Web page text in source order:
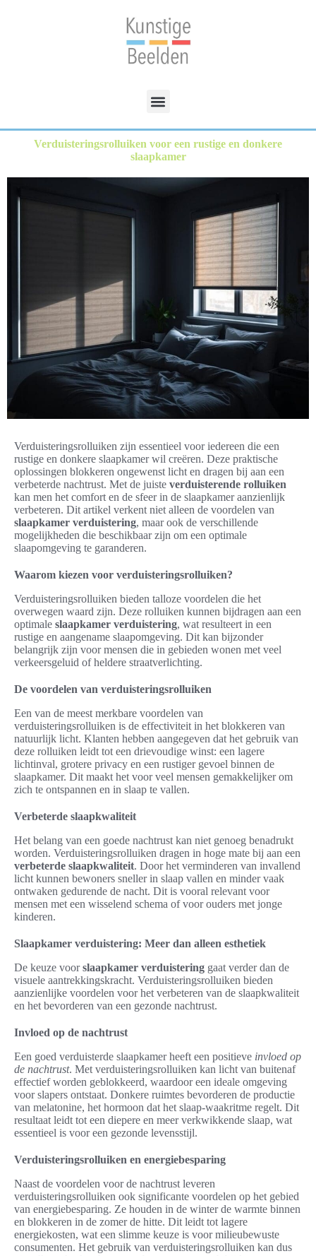
Verduisteringsrolluiken voor een rustige en donkere
slaapkamer
Verduisteringsrolluiken zijn essentieel voor iedereen die een
rustige en donkere slaapkamer wil creëren. Deze praktische
oplossingen blokkeren ongewenst licht en dragen bij aan een
verbeterde nachtrust. Met de juiste verduisterende rolluiken
kan men het comfort en de sfeer in de slaapkamer aanzienlijk
verbeteren. Dit artikel verkent niet alleen de voordelen van
slaapkamer verduistering, maar ook de verschillende
mogelijkheden die beschikbaar zijn om een optimale
slaapomgeving te garanderen.
Waarom kiezen voor verduisteringsrolluiken?
Verduisteringsrolluiken bieden talloze voordelen die het
overwegen waard zijn. Deze rolluiken kunnen bijdragen aan een
optimale slaapkamer verduistering, wat resulteert in een
rustige en aangename slaapomgeving. Dit kan bijzonder
belangrijk zijn voor mensen die in gebieden wonen met veel
verkeersgeluid of heldere straatverlichting.
De voordelen van verduisteringsrolluiken
Een van de meest merkbare voordelen van
verduisteringsrolluiken is de effectiviteit in het blokkeren van
natuurlijk licht. Klanten hebben aangegeven dat het gebruik van
deze rolluiken leidt tot een drievoudige winst: een lagere
lichtinval, grotere privacy en een rustiger gevoel binnen de
slaapkamer. Dit maakt het voor veel mensen gemakkelijker om
zich te ontspannen en in slaap te vallen.
Verbeterde slaapkwaliteit
Het belang van een goede nachtrust kan niet genoeg benadrukt
worden. Verduisteringsrolluiken dragen in hoge mate bij aan een
verbeterde slaapkwaliteit. Door het verminderen van invallend
licht kunnen bewoners sneller in slaap vallen en minder vaak
ontwaken gedurende de nacht. Dit is vooral relevant voor
mensen met een wisselend schema of voor ouders met jonge
kinderen.
Slaapkamer verduistering: Meer dan alleen esthetiek
De keuze voorslaapkamer verduistering gaat verder dan de
visuele aantrekkingskracht. Verduisteringsrolluiken bieden
aanzienlijke voordelen voor het verbeteren van de slaapkwaliteit
en het bevorderen van een gezonde nachtrust.
Invloed op de nachtrust
Een goed verduisterde slaapkamer heeft een positieve invloed op
de nachtrust. Met verduisteringsrolluiken kan licht van buitenaf
effectief worden geblokkeerd, waardoor een ideale omgeving
voor slapers ontstaat. Donkere ruimtes bevorderen de productie
van melatonine, het hormoon dat het slaap-waakritme regelt. Dit
resultaat leidt tot een diepere en meer verkwikkende slaap, wat
essentieel is voor een gezonde levensstijl.
Verduisteringsrolluiken en energiebesparing
Naast de voordelen voor de nachtrust leveren
verduisteringsrolluiken ook significante voordelen op het gebied
van energiebesparing. Ze houden in de winter de warmte binnen
en blokkeren in de zomer de hitte. Dit leidt tot lagere
energiekosten, wat een slimme keuze is voor milieubewuste
consumenten. Het gebruik van verduisteringsrolluiken kan dus